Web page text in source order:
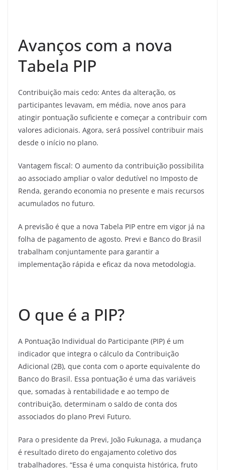
Avanços com a nova
Tabela PIP
Contribuição mais cedo: Antes da alteração, os
participantes levavam, em média, nove anos para
atingir pontuação suficiente e começar a contribuir com
valores adicionais. Agora, será possível contribuir mais
desde o início no plano.
Vantagem fiscal: O aumento da contribuição possibilita
ao associado ampliar o valor dedutível no Imposto de
Renda, gerando economia no presente e mais recursos
acumulados no futuro.
A previsão é que a nova Tabela PIP entre em vigor já na
folha de pagamento de agosto. Previ e Banco do Brasil
trabalham conjuntamente para garantir a
implementação rápida e eficaz da nova metodologia.
O que é a PIP?
A Pontuação Individual do Participante (PIP) é um
indicador que integra o cálculo da Contribuição
Adicional (2B), que conta com o aporte equivalente do
Banco do Brasil. Essa pontuação é uma das variáveis
que, somadas à rentabilidade e ao tempo de
contribuição, determinam o saldo de conta dos
associados do plano Previ Futuro.
Para o presidente da Previ, João Fukunaga, a mudança
é resultado direto do engajamento coletivo dos
trabalhadores. “Essa é uma conquista histórica, fruto